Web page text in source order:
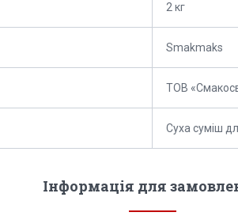
2 кг
Smakmaks
ТОВ
Суха суміш
Інформація для